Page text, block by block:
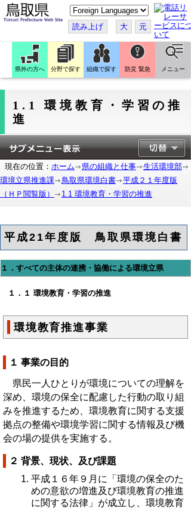
こ
の
ペ
ー
ジ
翻
訳
す
読み上げ 大 元
県外の方へ 分野で探す 組織で探す 防災 緊急 メニュー
1.1 環境教育・学習の推
進
現在の位置： ホーム 県の組織と仕事
生活環境部
環境立県推進課
鳥取県環境白書
平成２１年度版
（ＨＰ閲覧版）
1.1 環境教育・学習の推進
平成21年度版 鳥取県環境白書
１．すべての主体の連携・協働による環境立県
１．１ 環境教育・学習の推進
環境教育推進事業
１ 事業の目的
県民一人ひとりが環境についての理解を
深め、環境の保全に配慮した行動の取り組
みを推進するため、環境教育に関する支援
拠点の整備や環境学習に関する情報及び機
会の場の提供を実施する。
２ 背景、現状、及び課題
平成１６年９月に「環境の保全のた
めの意欲の増進及び環境教育の推進
に関する法律」が成立し、環境教育